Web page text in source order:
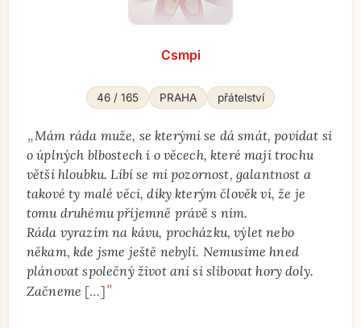
Csmpi
46 / 165 PRAHA přátelství
„Mám ráda muže, se kterými se dá smát, povídat si
o úplných blbostech i o věcech, které mají trochu
větší hloubku. Líbí se mi pozornost, galantnost a
takové ty malé věci, díky kterým člověk ví, že je
tomu druhému příjemně právě s ním.
Ráda vyrazím na kávu, procházku, výlet nebo
někam, kde jsme ještě nebyli. Nemusíme hned
plánovat společný život ani si slibovat hory doly.
Začneme […]"